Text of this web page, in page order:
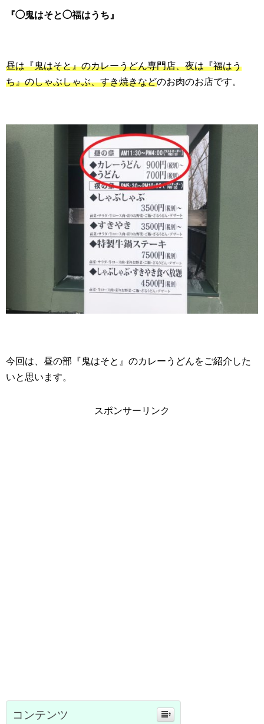
『◯鬼はそと◯福はうち』
昼は『鬼はそと』のカレーうどん専門店、夜は『福はう
ち』のしゃぶしゃぶ、すき焼きなどのお肉のお店です。
今回は、昼の部『鬼はそと』のカレーうどんをご紹介した
いと思います。
スポンサーリンク
コンテンツ